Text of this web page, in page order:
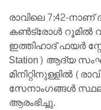
രാവിലെ 7:42-
കൺട്രോൾ റൂമിൽ
ഇത്തിഹാദ് ഫയർ
Station) ആദ്യ
മിനിറ്റിനുള്ളിൽ
സേനാംഗങ്ങൾ
ആരംഭിച്ചു.